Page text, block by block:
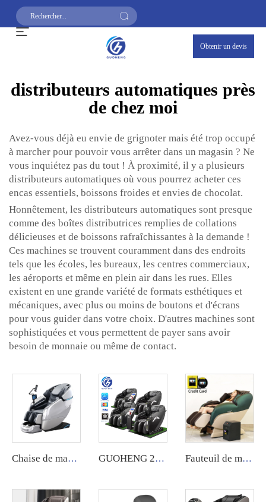
Obtenir un devis
distributeurs automatiques près
de chez moi
Avez-vous déjà eu envie de grignoter mais été trop occupé
à marcher pour pouvoir vous arrêter dans un magasin ? Ne
vous inquiétez pas du tout ! À proximité, il y a plusieurs
distributeurs automatiques où vous pourrez acheter ces
encas essentiels, boissons froides et envies de chocolat.
Honnêtement, les distributeurs automatiques sont presque
comme des boîtes distributrices remplies de collations
délicieuses et de boissons rafraîchissantes à la demande !
Ces machines se trouvent couramment dans des endroits
tels que les écoles, les bureaux, les centres commerciaux,
les aéroports et même en plein air dans les rues. Elles
existent en une grande variété de formats esthétiques et
mécaniques, avec plus ou moins de boutons et d'écrans
pour vous guider dans votre choix. D'autres machines sont
sophistiquées et vous permettent de payer sans avoir
besoin de monnaie ou même de contact.
Chaise de massage pour le corps entier multifonctionnelle de luxe pour usage domestique GUOHENG 2023 Fauteuil de massage électrique commercial Avec Fauteuil de massage à pièces monnaies Distributeur de massage Fauteuil de massage commercial à gravité zéro, avec système de paiement par pièces ou billets, usage en distributeur